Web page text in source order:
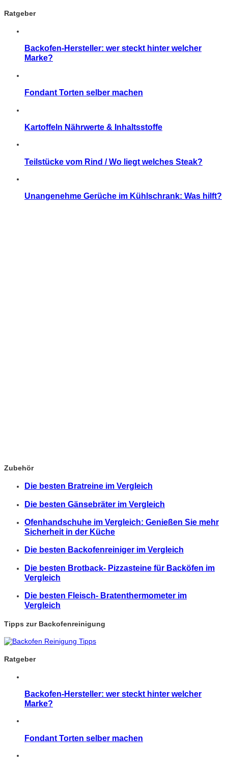
Ratgeber
Backofen-Hersteller: wer steckt hinter welcher
Marke?
Fondant Torten selber machen
Kartoffeln Nährwerte & Inhaltsstoffe
Teilstücke vom Rind / Wo liegt welches Steak?
Unangenehme Gerüche im Kühlschrank: Was hilft?
Zubehör
Die besten Bratreine im Vergleich
Die besten Gänsebräter im Vergleich
Ofenhandschuhe im Vergleich: Genießen Sie mehr
Sicherheit in der Küche
Die besten Backofenreiniger im Vergleich
Die besten Brotback- Pizzasteine für Backöfen im
Vergleich
Die besten Fleisch- Bratenthermometer im
Vergleich
Tipps zur Backofenreinigung
Ratgeber
Backofen-Hersteller: wer steckt hinter welcher
Marke?
Fondant Torten selber machen